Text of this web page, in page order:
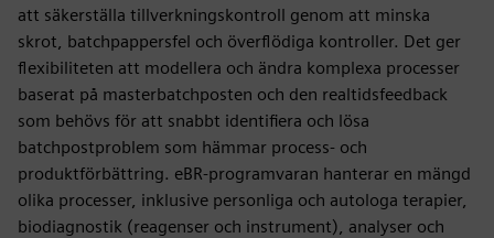
att säkerställa tillverkningskontroll genom att minska
skrot, batchpappersfel och överflödiga kontroller. Det ger
flexibiliteten att modellera och ändra komplexa processer
baserat på masterbatchposten och den realtidsfeedback
som behövs för att snabbt identifiera och lösa
batchpostproblem som hämmar process- och
produktförbättring. eBR-programvaran hanterar en mängd
olika processer, inklusive personliga och autologa terapier,
biodiagnostik (reagenser och instrument), analyser och